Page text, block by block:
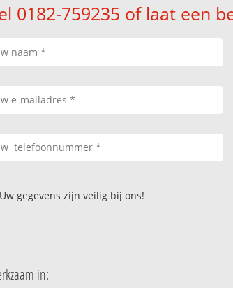
0182-759235 of laat een
Uw gegevens zijn veilig bij ons!
in: